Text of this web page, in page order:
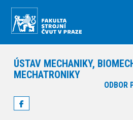
ÚSTAV MECHANIKY,
MECHATRONIKY
ODBOR